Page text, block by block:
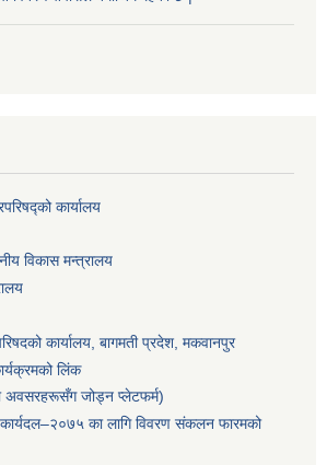
कार्यालय
विकास मन्त्रालय
कार्यालय, बागमती प्रदेश, मकवानपुर
लिंक
अवसरहरूसँग जोड्न प्लेटफर्म)
का लागि विवरण संकलन फारमको